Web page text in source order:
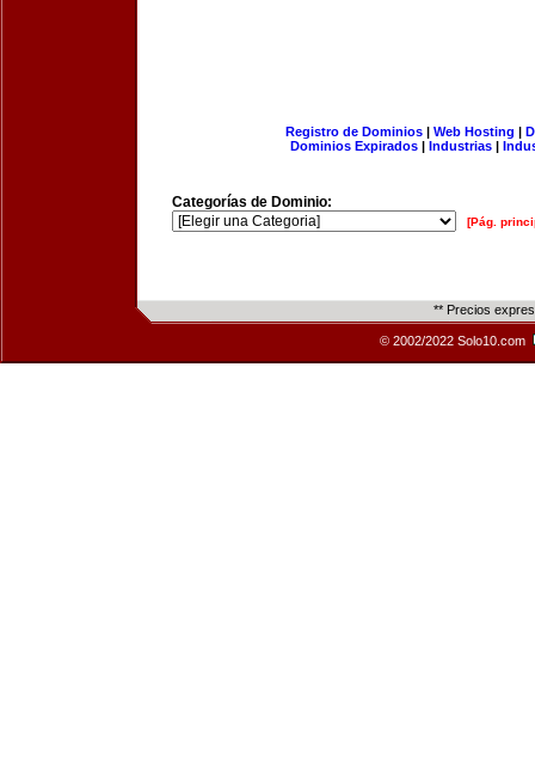
Registro de Dominios| Web Hosting |
Dominios Expirados | Industrias |
Categorías de Dominio:
[Pág.
** Precios
© 2002/2022 Solo10.com